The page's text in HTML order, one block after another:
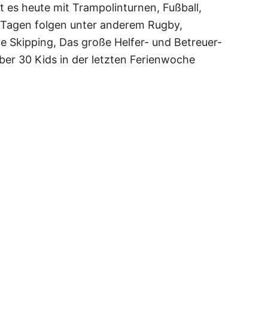
heute mit Trampolinturnen, Fußball,
folgen unter anderem Rugby,
Skipping, Das große Helfer- und Betreuer-
30 Kids in der letzten Ferienwoche